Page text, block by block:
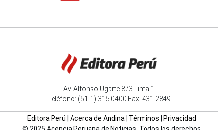
Av. Alfonso Ugarte 873 Lima 1
Teléfono: (51-1) 315 0400 Fax: 431 2849
Editora Perú Acerca de Andina Términos
Privacidad